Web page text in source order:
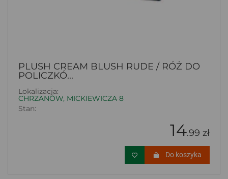
PLUSH CREAM BLUSH RUDE / RÓŻ DO
POLICZKÓ...
Lokalizacja:
CHRZANÓW, MICKIEWICZA 8
Stan:
14.99 zł
Do koszyka